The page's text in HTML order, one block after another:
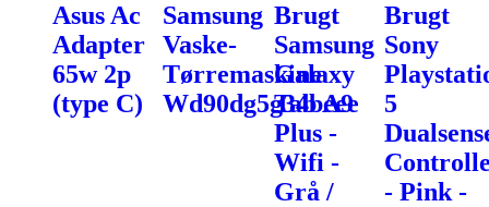
Asus Ac
Adapter
65w 2p
(type C)
Samsung
Vaske-
Tørremaskine
Wd90dg5g34beee
Brugt
Samsung
Galaxy
Tab A9
Plus -
Wifi -
Grå /
Brugt
Sony
5
- Pink -